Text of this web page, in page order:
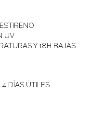
UV
Y 18H BAJAS
DÍAS ÚTILES